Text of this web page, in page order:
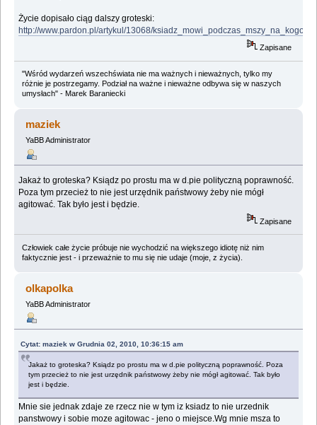
Życie dopisało ciąg dalszy groteski:
http://www.pardon.pl/artykul/13068/
Zapisane
"Wśród wydarzeń wszechświata nie ma ważnych i nieważnych, tylko my
różnie je postrzegamy. Podział na ważne i nieważne odbywa się w naszych
umysłach" - Marek Baraniecki
maziek
YaBB Administrator
Jakaż to groteska? Ksiądz po prostu ma w d.pie polityczną poprawność.
Poza tym przecież to nie jest urzędnik państwowy żeby nie mógł
agitować. Tak było jest i będzie.
Zapisane
Człowiek całe życie próbuje nie wychodzić na większego idiotę niż nim
faktycznie jest - i przeważnie to mu się nie udaje (moje, z życia).
olkapolka
YaBB Administrator
Cytat: maziek w Grudnia 02, 2010, 10:36:15 am
Jakaż to groteska? Ksiądz po prostu ma w d.pie polityczną poprawność. Poza
tym przecież to nie jest urzędnik państwowy żeby nie mógł agitować. Tak było
jest i będzie.
Mnie sie jednak zdaje ze rzecz nie w tym iz ksiadz to nie urzednik
panstwowy i sobie moze agitowac - jeno o miejsce.Wg mnie msza to